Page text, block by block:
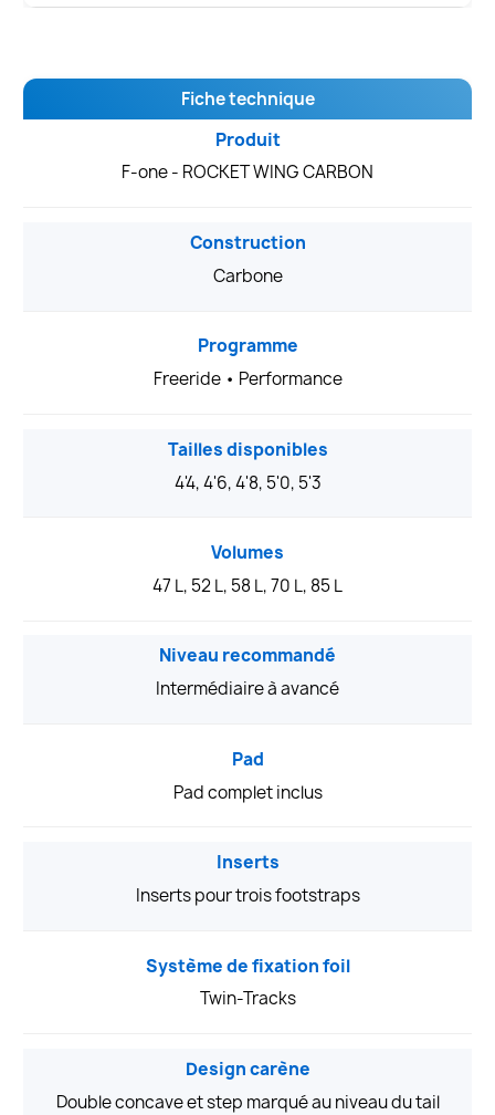
Fiche technique
Produit
F-one - ROCKET WING CARBON
Construction
Carbone
Programme
Freeride • Performance
Tailles disponibles
4'4, 4'6, 4'8, 5'0, 5'3
Volumes
47 L, 52 L, 58 L, 70 L, 85 L
Niveau recommandé
Intermédiaire à avancé
Pad
Pad complet inclus
Inserts
Inserts pour trois footstraps
Système de fixation foil
Twin-Tracks
Design carène
Double concave et step marqué au niveau du tail